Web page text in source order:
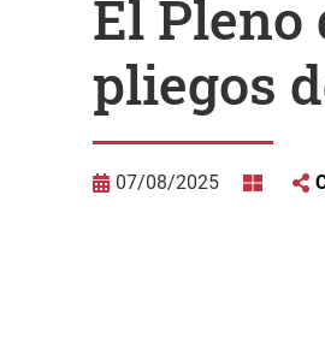
El Pleno
pliegos
07/08/2025